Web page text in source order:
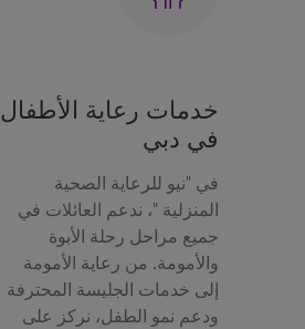
خدمات رعاية الأطفال
في دبي
في "نيو للرعاية الصحية
المنزلية "، ندعم العائلات في
جميع مراحل رحلة الأبوة
والأمومة. من رعاية الأمومة
إلى خدمات الجليسة المحترفة
ودعم نمو الطفل، نركز على